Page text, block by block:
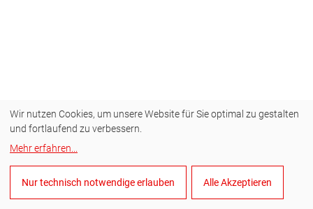
Wir nutzen Cookies, um unsere Website für Sie optimal zu gestalten
und fortlaufend zu verbessern.
Mehr erfahren
Nur technisch notwendige erlauben Alle Akzeptieren